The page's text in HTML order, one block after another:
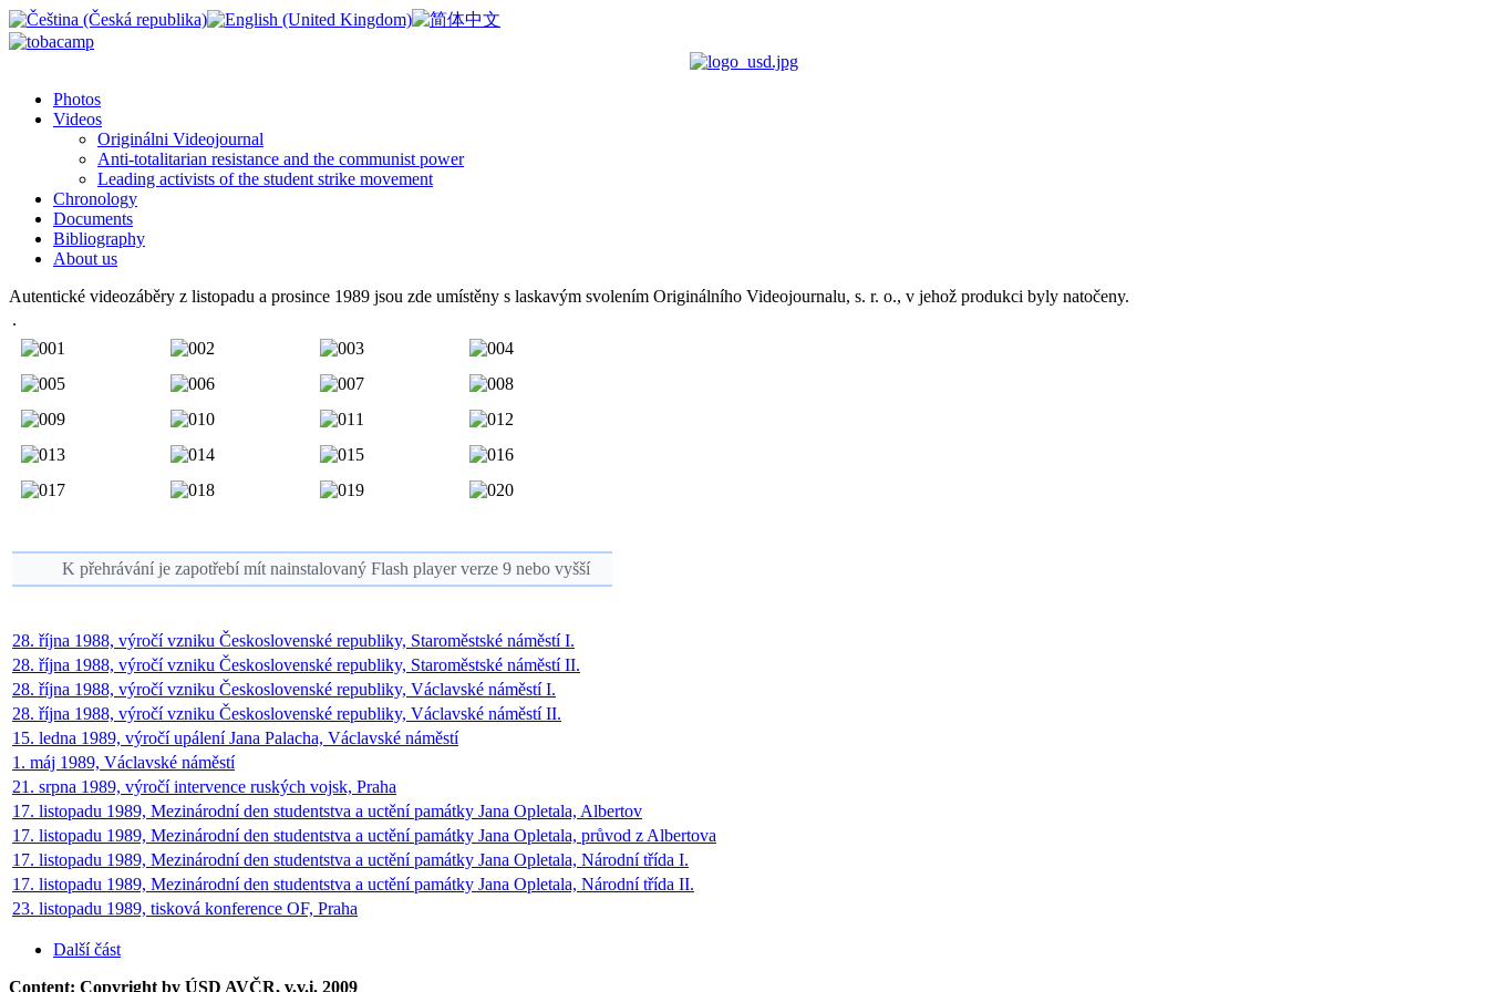
Photos
Videos
Originálni Videojournal
Anti-totalitarian resistance and the communist power
Leading activists of the student strike movement
Chronology
Documents
Bibliography
About us
Autentické videozáběry z listopadu a prosince 1989 jsou zde umístěny s laskavým svolením Originálního Videojournalu, s. r. o., v jehož produkci byly natočeny.
.
K přehrávání je zapotřebí mít nainstalovaný Flash player verze 9 nebo vyšší
28. října 1988, výročí vzniku Československé republiky, Staroměstské náměstí I.
28. října 1988, výročí vzniku Československé republiky, Staroměstské náměstí II.
28. října 1988, výročí vzniku Československé republiky, Václavské náměstí I.
28. října 1988, výročí vzniku Československé republiky, Václavské náměstí II.
15. ledna 1989, výročí upálení Jana Palacha, Václavské náměstí
1. máj 1989, Václavské náměstí
21. srpna 1989, výročí intervence ruských vojsk, Praha
17. listopadu 1989, Mezinárodní den studentstva a uctění památky Jana Opletala, Albertov
17. listopadu 1989, Mezinárodní den studentstva a uctění památky Jana Opletala, průvod z Albertova
17. listopadu 1989, Mezinárodní den studentstva a uctění památky Jana Opletala, Národní třída I.
17. listopadu 1989, Mezinárodní den studentstva a uctění památky Jana Opletala, Národní třída II.
23. listopadu 1989, tisková konference OF, Praha
Další část
Content: Copyright by ÚSD AVČR, v.v.i. 2009